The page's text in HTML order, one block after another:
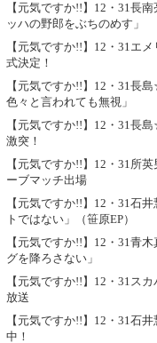
【元気ですか!!】12・31長
ッハの野郎をぶちのめす」
【元気ですか!!】12・31エ
式決定！
【元気ですか!!】12・31長
色々と言われても無視」
【元気ですか!!】12・31長
激突！
【元気ですか!!】12・31所
ーブマッチ出場
【元気ですか!!】12・31石
トではない」（笹原EP）
【元気ですか!!】12・31青
グを降ろさない」
【元気ですか!!】12・31ス
放送
【元気ですか!!】12・31石
中！